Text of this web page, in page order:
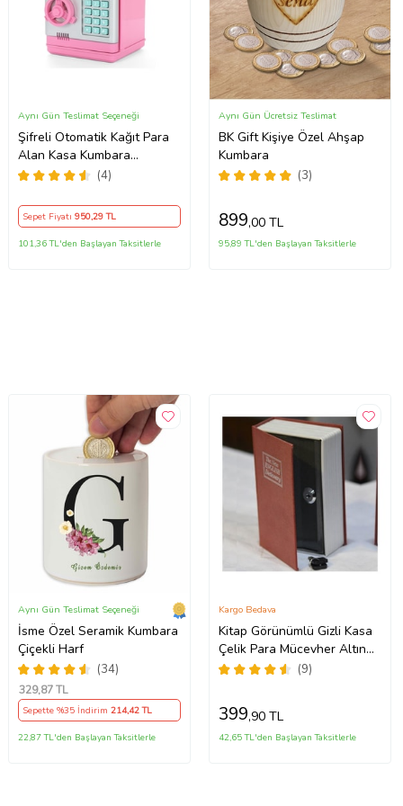
Şifreli Otomatik Kağıt Para
Alan Kasa Kumbara
Elektronik Atm (Pembe)
(4)
Aynı Gün Teslimat Seçeneği
Sepet Fiyatı950,29 TL
101,36 TL'den Başlayan Taksitlerle
BK Gift Kişiye Özel Ahşap
Kumbara
(3)
Aynı Gün Ücretsiz Teslimat
899,00 TL
95,89 TL'den Başlayan Taksitlerle
İsme Özel Seramik Kumbara
Çiçekli Harf
(34)
Aynı Gün Teslimat Seçeneği
329,87 TL
Sepette %35 İndirim214,42 TL
22,87 TL'den Başlayan Taksitlerle
Kitap Görünümlü Gizli Kasa
Çelik Para Mücevher Altın
Kutu Kumbara (Bordo)
(9)
Kargo Bedava
399,90 TL
42,65 TL'den Başlayan Taksitlerle